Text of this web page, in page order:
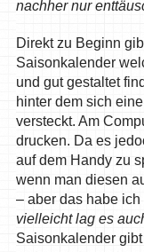
nachher nur
Direkt zu Beginn
Saisonkalender
und gut gestaltet
hinter dem sich
versteckt. Am
drucken. Da es
auf dem Handy zu
wenn man diesen
– aber das habe
vielleicht lag es
Saisonkalender